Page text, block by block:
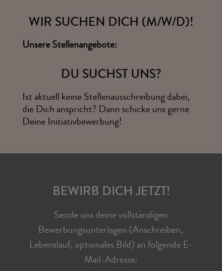
WIR SUCHEN DICH (M/W/D)!
Unsere Stellenangebote:
DU SUCHST UNS?
Ist aktuell keine Stellenausschreibung dabei,
die Dich anspricht? Dann schicke uns gerne
Deine Initiativbewerbung!
BEWIRB DICH JETZT!
Sende uns deine vollständigen
Bewerbungsunterlagen (Anschreiben,
Lebenslauf, optionales Bild) an folgende E-
Mail-Adresse: